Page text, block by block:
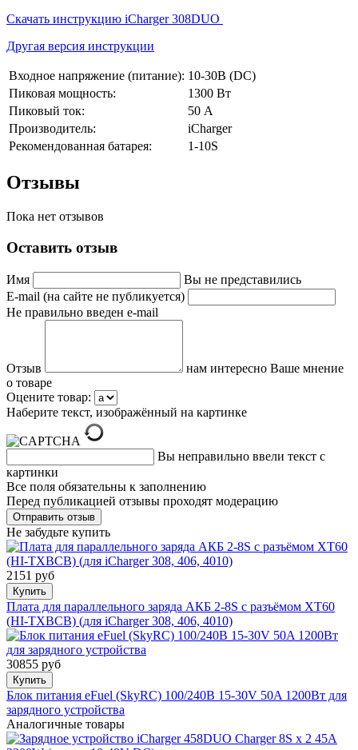
Скачать инструкцию iCharger 308DUO
Другая версия инструкции
Входное напряжение (питание): 10-30В (DC)
Пиковая мощность:
1300 Вт
Пиковый ток:
50 А
Производитель:
iCharger
Рекомендованная батарея:
1-10S
Отзывы
Пока нет отзывов
Оставить отзыв
Имя
Вы не представились
E-mail (на сайте не публикуется)
Не правильно введен e-mail
Отзыв
нам интересно Ваше мнение
о товаре
Оцените товар:
Наберите текст, изображённый на картинке
Вы неправильно ввели текст с
картинки
Все поля обязательны к заполнению
Перед публикацией отзывы проходят модерацию
Не забудьте купить
2151 руб
Купить
Плата для параллельного заряда АКБ 2-8S с разъёмом XT60
(HI-TXBCB) (для iCharger 308, 406, 4010)
30855 руб
Купить
Блок питания eFuel (SkyRC) 100/240В 15-30V 50A 1200Вт для
зарядного устройства
Аналогичные товары